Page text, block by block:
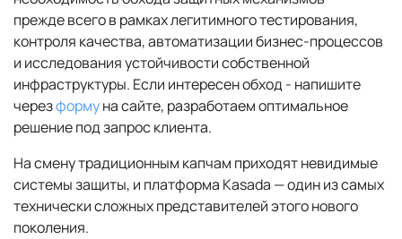
прежде всего в рамках легитимного тестирования,
контроля качества, автоматизации бизнес-процессов
и исследования устойчивости собственной
инфраструктуры. Если интересен обход - напишите
черезформуна сайте, разработаем оптимальное
решение под запрос клиента.
На смену традиционным капчам приходят невидимые
системы защиты, и платформа Kasada — один из самых
технически сложных представителей этого нового
поколения.